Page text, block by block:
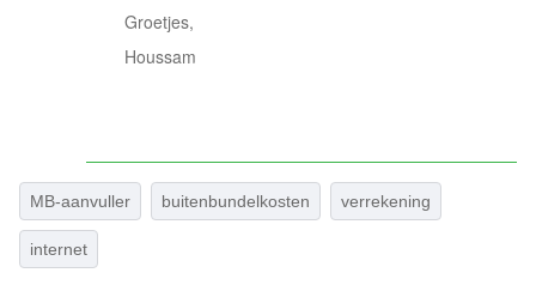
Groetjes,
Houssam
MB-aanvuller buitenbundelkosten verrekening
internet